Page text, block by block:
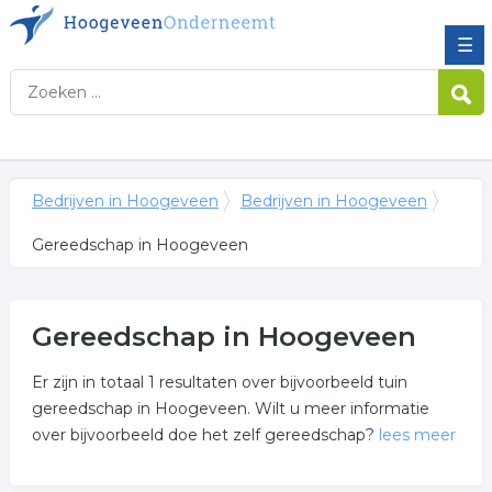
☰
Bedrijven in Hoogeveen Bedrijven in Hoogeveen
Gereedschap in Hoogeveen
Gereedschap in Hoogeveen
Er zijn in totaal 1 resultaten over bijvoorbeeld tuin
gereedschap in Hoogeveen. Wilt u meer informatie
over bijvoorbeeld doe het zelf gereedschap? lees meer